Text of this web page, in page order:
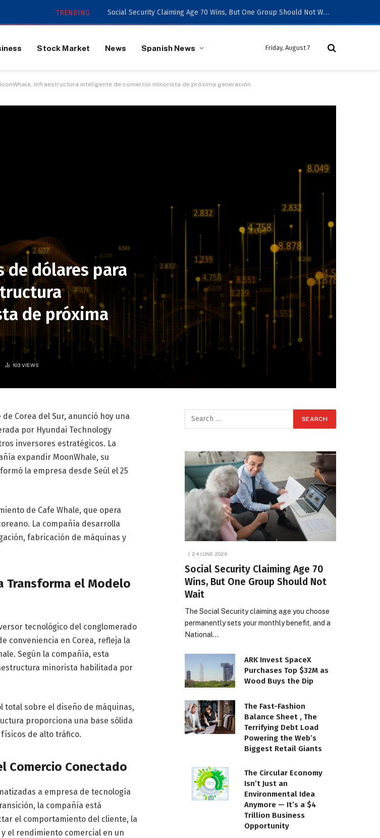
TRENDING Social Security Claiming Age 70 Wins, But One Group Should Not Wait
Stock Market News Spanish News Friday, August 7
infraestructura inteligente de comercio minorista de próxima generación
de dólares para
de próxima
103 VIEWS
Corea del Sur, anunció hoy una
por Hyundai Technology
inversores estratégicos. La
expandir MoonWhale, su
la empresa desde Seúl el 25
de Cafe Whale, que opera
La compañía desarrolla
fabricación de máquinas y
Transforma el Modelo
tecnológico del conglomerado
conveniencia en Corea, refleja la
Según la compañía, esta
minorista habilitada por
total sobre el diseño de máquinas,
proporciona una base sólida
de alto tráfico.
Comercio Conectado
a empresa de tecnología
la compañía está
el comportamiento del cliente, la
el rendimiento comercial en un
24 JUNE 2026
Social Security Claiming Age 70
Wins, But One Group Should Not
Wait
The Social Security claiming age you choose
permanently sets your monthly benefit, and a
National…
ARK Invest SpaceX
Purchases Top $32M as
Wood Buys the Dip
The Fast-Fashion
Balance Sheet , The
Terrifying Debt Load
Powering the Web’s
Biggest Retail Giants
The Circular Economy
Isn’t Just an
Environmental Idea
Anymore — It’s a $4
Trillion Business
Opportunity